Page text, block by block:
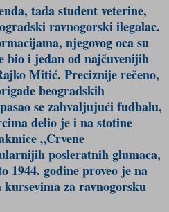
tada student veterine,
ravnogorski ilegalac.
njegovog oca su
bio i jedan od najčuvenijih
Mitić. Preciznije rečeno,
beogradskih
se zahvaljujući fudbalu,
delio je i na stotine
„Crvene
posleratnih glumaca,
1944. godine proveo je na
za ravnogorsku